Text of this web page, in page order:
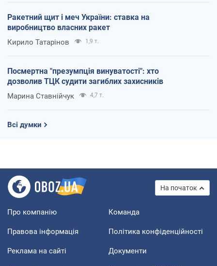
Ракетний щит і меч України: ставка на
виробництво власних ракет
Кирило Татарінов 1,9 т.
Посмертна "презумпція винуватості": хто
дозволив ТЦК судити загиблих захисників
Марина Ставнійчук 4,7 т.
Всі думки
На початок
Про компанію Команда
Правова інформація Політика конфіденційності
Реклама на сайті Документи